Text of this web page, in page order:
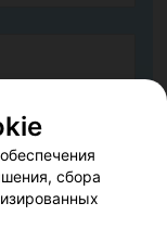
сбора